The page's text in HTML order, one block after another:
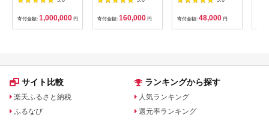
寄付金額: 1,000,000 円 寄付金額: 160,000 円 寄付金額: 48,000 円
サイト比較
楽天ふるさと納税
ふるなび
ランキングから探す
人気ランキング
還元率ランキング